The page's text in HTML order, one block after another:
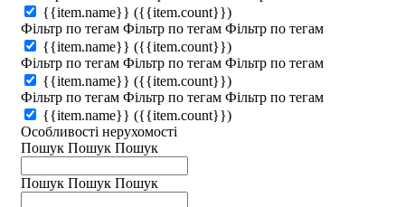
{{item.name}} ({{item.count}})
Фільтр по тегам Фільтр по тегам Фільтр по тегам
{{item.name}} ({{item.count}})
Фільтр по тегам Фільтр по тегам Фільтр по тегам
{{item.name}} ({{item.count}})
Фільтр по тегам Фільтр по тегам Фільтр по тегам
{{item.name}} ({{item.count}})
Особливості нерухомості
Пошук Пошук Пошук
Пошук Пошук Пошук